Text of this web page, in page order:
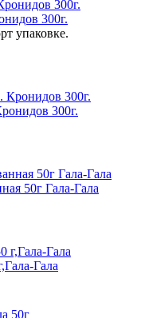
300г.
упаковке.
300г.
50г Гала-Гала
Гала